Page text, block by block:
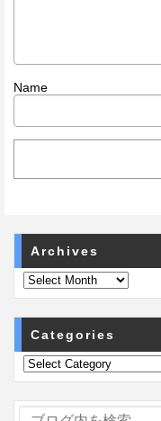
Name
Archives
Categories